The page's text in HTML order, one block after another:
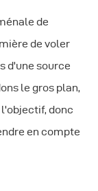
de
de voler
d'une source
le gros plan,
l'objectif, donc
en compte